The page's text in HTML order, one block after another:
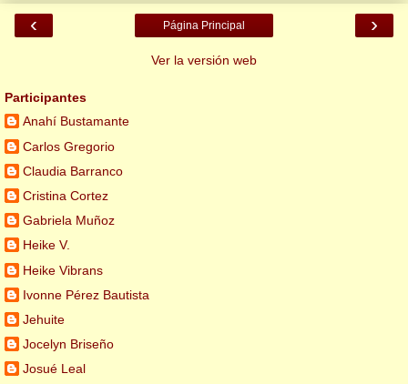
‹ ›
Página Principal
Ver la versión web
Participantes
Anahí Bustamante
Carlos Gregorio
Claudia Barranco
Cristina Cortez
Gabriela Muñoz
Heike V.
Heike Vibrans
Ivonne Pérez Bautista
Jehuite
Jocelyn Briseño
Josué Leal